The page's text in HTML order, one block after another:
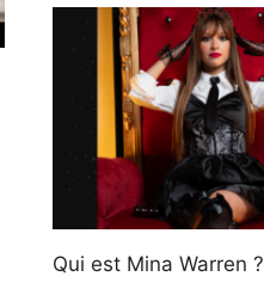
Qui est Mina Warren ?